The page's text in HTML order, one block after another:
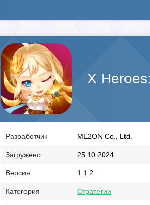
X
Разработчик ME2ON Co., Ltd.
Загружено 25.10.2024
Версия 1.1.2
Категория Стратегии